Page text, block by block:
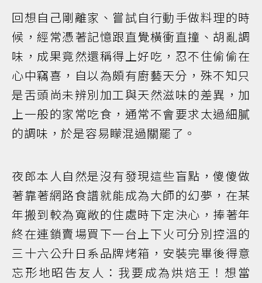
回想自己剛離家、嘗試自行動手做料理的時
候，經常憑著記憶跟直覺橫衝直撞、胡亂調
味，成果竟然還稱得上好吃，忍不住偷偷在
心中竊喜，自以為頗有廚藝天分，殊不知只
是舌頭尚未辨別加工與天然滋味的差異，加
上一般的家常吃食，通常不會要求太過細膩
的調味，於是容易矇混過關罷了。
夜郎本人自然是沒有發現這些盲點，傻傻做
著靠著網路食譜就能成為大師的幻夢，在某
年搬到較為寬敞的住處時下定決心，捧著年
終在連鎖賣場買下一台上下火可分別控溫的
三十六公升日系品牌烤箱，安裝完畢後得意
忘形地昭告友人：我要成為烘焙王！想當